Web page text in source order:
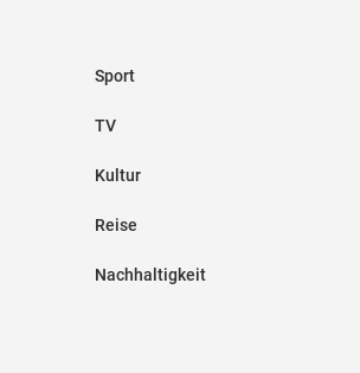
Sport
TV
Kultur
Reise
Nachhaltigkeit